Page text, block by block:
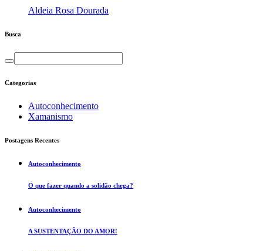
Aldeia Rosa Dourada
Busca
Categorias
Autoconhecimento
Xamanismo
Postagens Recentes
Autoconhecimento
O que fazer quando a solidão chega?
Autoconhecimento
A SUSTENTAÇÃO DO AMOR!